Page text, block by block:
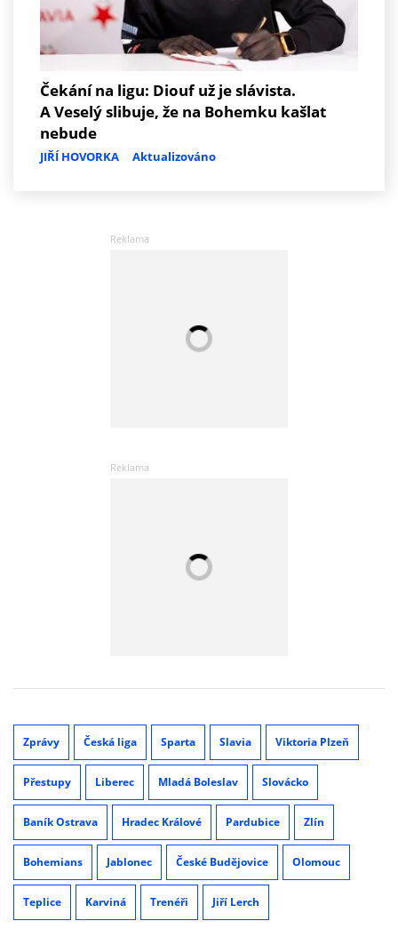
Čekání na ligu: Diouf už je slávista.
A Veselý slibuje, že na Bohemku kašlat
nebude
JIŘÍ HOVORKA Aktualizováno
Zprávy Česká liga Sparta Slavia Viktoria Plzeň
Přestupy Liberec Mladá Boleslav Slovácko
Baník Ostrava Hradec Králové Pardubice Zlín
Bohemians Jablonec České Budějovice Olomouc
Teplice Karviná Trenéři Jiří Lerch